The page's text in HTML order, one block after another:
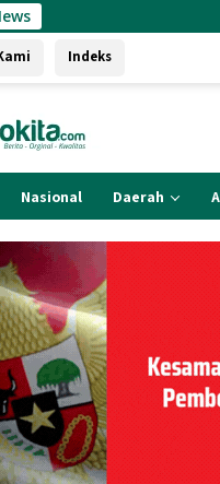
Air Mineral
Indeks
Nasional Daerah